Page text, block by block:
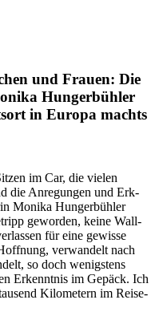
und Frauen: Die
Hungerbühler
in Europa machts
im Car, die vie­len
die Anre­gun­gen und Erk­
Moni­ka Hunger­büh­ler
gewor­den, keine Wall­
für eine gewisse
ver­wan­delt nach
so doch wenig­stens
Erken­nt­nis im Gepäck. Ich
Kilo­me­tern im Reise­